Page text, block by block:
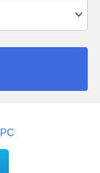
PC